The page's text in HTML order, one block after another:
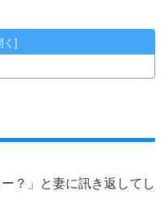
？」と妻に訊き返してし